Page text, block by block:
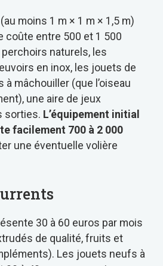
moins 1 m × 1 m × 1,5 m)
coûte entre 500 et 1 500
naturels, les
en inox, les jouets de
mâchouiller (que l’oiseau
une aire de jeux
sorties. L’équipement initial
facilement 700 à 2 000
une éventuelle volière
30 à 60 euros par mois
de qualité, fruits et
Les jouets neufs à